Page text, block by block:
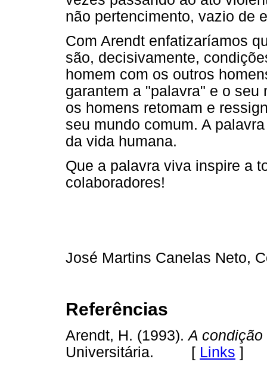
não pertencimento, vazio de
Com Arendt enfatizaríamos
são, decisivamente,
homem com os outros
garantem a "palavra" e o
os homens retomam e
seu mundo comum. A
da vida humana.
Que a palavra viva inspire a
colaboradores!
José Martins Canelas Neto,
Referências
Arendt, H. (1993).A condição
Universitária. [ Links ]